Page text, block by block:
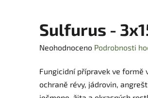
Sulfurus -
Průměrné
produktu
je
Neohodnoceno Podrobnosti
Fungicidní přípravek ve formě
ochraně révy, jádrovin,